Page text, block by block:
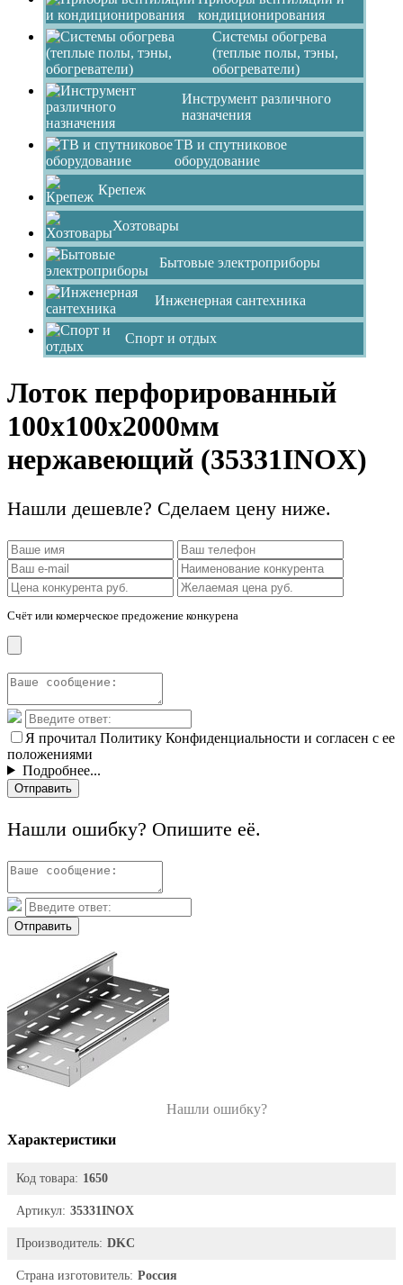
кондиционирования
Системы обогрева
(теплые полы, тэны,
обогреватели)
Инструмент различного
назначения
ТВ и спутниковое
оборудование
Крепеж
Хозтовары
Бытовые электроприборы
Инженерная сантехника
Спорт и отдых
Лоток перфорированный
100х100х2000мм
нержавеющий (35331INOX)
Нашли дешевле? Сделаем цену ниже.
Счёт или комерческое предожение конкурена
Я прочитал Политику Конфиденциальности и согласен с ее
положениями
Подробнее...
Отправить
Нашли ошибку? Опишите её.
Отправить
Нашли ошибку?
Характеристики
Код товара: 1650
Артикул: 35331INOX
Производитель: DKC
Страна изготовитель: Россия